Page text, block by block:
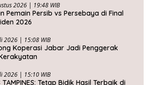
2026 | 19:48 WIB
Pemain Persib vs Persebaya di Final
2026
2026 | 15:08 WIB
Koperasi Jabar Jadi Penggerak
2026 | 15:10 WIB
TAMPINES: Tetap Bidik Hasil Terbaik di